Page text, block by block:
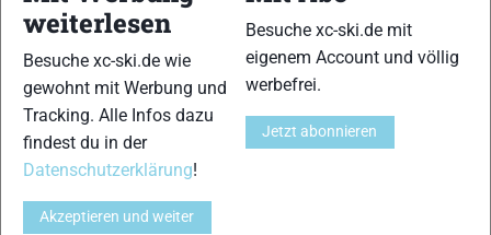
45
weiterlesen
Besuche xc-ski.de wie
gewohnt mit Werbung und
Tracking. Alle Infos dazu
findest du in der
Datenschutzerklärung!
Akzeptieren und weiter
Besuche xc-ski.de mit
eigenem Account und völlig
werbefrei.
Jetzt abonnieren